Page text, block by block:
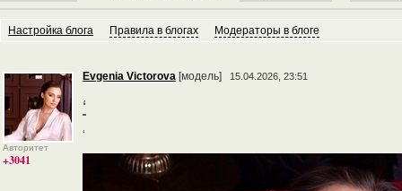
Настройка блога Правила в блогах Модераторы в блоге
Авторитет
+3041
Evgenia Victorova [модель] 15.04.2026, 23:51
‘
‘